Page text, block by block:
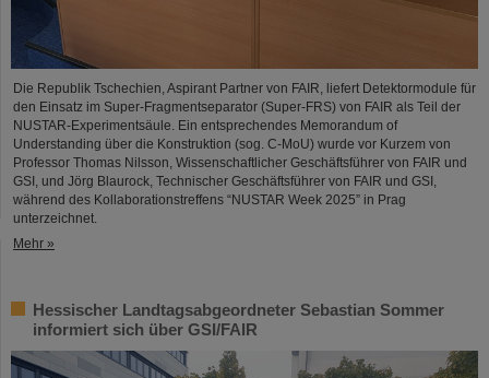
Die Republik Tschechien, Aspirant Partner von FAIR, liefert Detektormodule für
den Einsatz im Super-Fragmentseparator (Super-FRS) von FAIR als Teil der
NUSTAR-Experimentsäule. Ein entsprechendes Memorandum of
Understanding über die Konstruktion (sog. C-MoU) wurde vor Kurzem von
Professor Thomas Nilsson, Wissenschaftlicher Geschäftsführer von FAIR und
GSI, und Jörg Blaurock, Technischer Geschäftsführer von FAIR und GSI,
während des Kollaborationstreffens “NUSTAR Week 2025” in Prag
unterzeichnet.
Mehr »
Hessischer Landtagsabgeordneter Sebastian Sommer
informiert sich über GSI/FAIR